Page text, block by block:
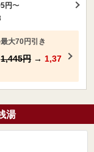
円〜
大70円引き
1,445円 → 1,37
湯